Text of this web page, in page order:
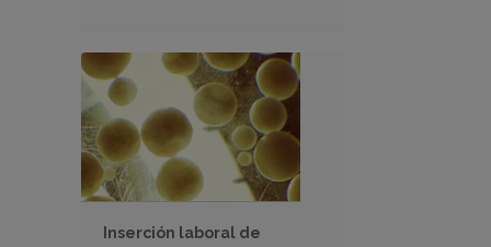
Inserción laboral de